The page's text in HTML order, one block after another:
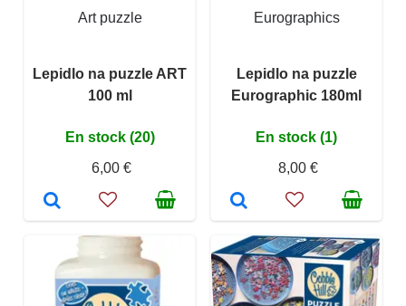
Art puzzle
Lepidlo na puzzle ART
100 ml
En stock (20)
6,00 €
Eurographics
Lepidlo na puzzle
Eurographic 180ml
En stock (1)
8,00 €